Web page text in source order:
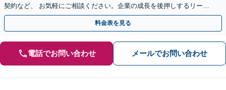
契約など、 お気軽にご相談ください。企業の成長を後押しするリーガ
ルサービスを提供いたします【大阪駅2分】
料金表を見る
電話でお問い合わせ メールでお問い合わせ